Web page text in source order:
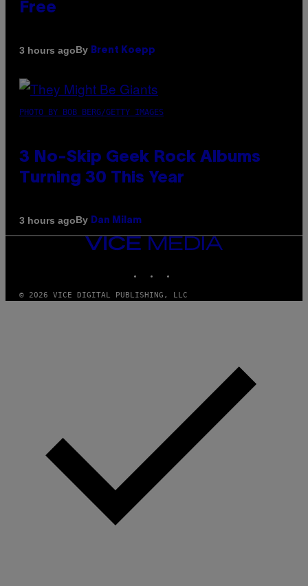
Free
3 hours agoBy Brent Koepp
PHOTO BY BOB BERG/GETTY IMAGES
3 No-Skip Geek Rock Albums
Turning 30 This Year
3 hours agoBy Dan Milam
VICE
MEDIA
© 2026 VICE DIGITAL PUBLISHING, LLC